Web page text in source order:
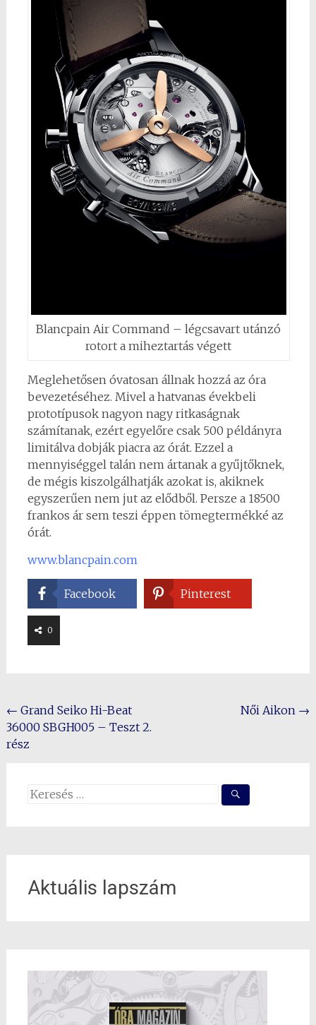
Blancpain Air Command – légcsavart utánzó
rotort a miheztartás végett
Meglehetősen óvatosan állnak hozzá az óra
bevezetéséhez. Mivel a hatvanas évekbeli
prototípusok nagyon nagy ritkaságnak
számítanak, ezért egyelőre csak 500 példányra
limitálva dobják piacra az órát. Ezzel a
mennyiséggel talán nem ártanak a gyűjtőknek,
de mégis kiszolgálhatják azokat is, akiknek
egyszerűen nem jut az elődből. Persze a 18500
frankos ár sem teszi éppen tömegtermékké az
órát.
www.blancpain.com
Facebook Pinterest
0
Post
navigation
← Grand Seiko Hi-Beat
36000 SBGH005 – Teszt 2.
rész
Női Aikon →
Search
Aktuális lapszám